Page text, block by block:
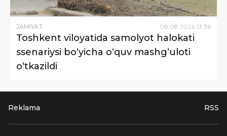
JAMIYAT 08.08.2026 13:36
Toshkent viloyatida samolyot halokati
ssenariysi bo‘yicha o‘quv mashg‘uloti
o‘tkazildi
Reklama RSS